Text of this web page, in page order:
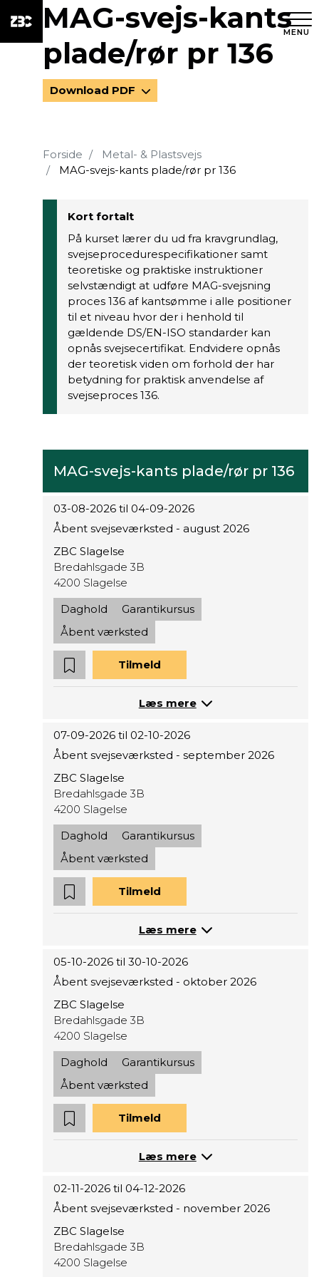
MENU
MAG-svejs-kants
plade/rør pr 136
Download PDF
Forside
Metal- & Plastsvejs
MAG-svejs-kants plade/rør pr 136
Kort fortalt
På kurset lærer du ud fra kravgrundlag,
svejseprocedurespecifikationer samt
teoretiske og praktiske instruktioner
selvstændigt at udføre MAG-svejsning
proces 136 af kantsømme i alle positioner
til et niveau hvor der i henhold til
gældende DS/EN-ISO standarder kan
opnås svejsecertifikat. Endvidere opnås
der teoretisk viden om forhold der har
betydning for praktisk anvendelse af
svejseproces 136.
MAG-svejs-kants plade/rør pr 136
03-08-2026 til 04-09-2026
Åbent svejseværksted - august 2026
ZBC Slagelse
Bredahlsgade 3B
4200 Slagelse
Daghold
Garantikursus
Åbent værksted
Tilmeld
Læs mere
07-09-2026 til 02-10-2026
Åbent svejseværksted - september 2026
ZBC Slagelse
Bredahlsgade 3B
4200 Slagelse
Daghold
Garantikursus
Åbent værksted
Tilmeld
Læs mere
05-10-2026 til 30-10-2026
Åbent svejseværksted - oktober 2026
ZBC Slagelse
Bredahlsgade 3B
4200 Slagelse
Daghold
Garantikursus
Åbent værksted
Tilmeld
Læs mere
02-11-2026 til 04-12-2026
Åbent svejseværksted - november 2026
ZBC Slagelse
Bredahlsgade 3B
4200 Slagelse